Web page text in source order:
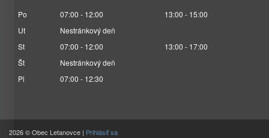
Po 07:00 - 12:00
13:00 - 15:00
Ut
Nestránkový deň
St
07:00 - 12:00
13:00 - 17:00
Št
Nestránkový deň
Pi
07:00 - 12:30
2026 © Obec Letanovce | Prihlásiť sa